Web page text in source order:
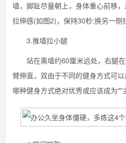
墙，脚趾尽量朝上，身体重心前移
拉伸感(如图2)，保持30秒;换另一侧
3.推墙拉小腿
站在离墙约60厘米远处，右腿在
臂伸直，双由于不同的健身方式可
哪种健身方式绝对优秀或应该成为